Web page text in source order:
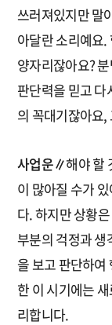
쓰러져있지만 말
아달란 소리예요
양자리잖아요?
판단력을 믿고 다
의 꼭대기잖아요,
사업운∥해야 할
이 많아질 수가
다. 하지만 상황
부분의 걱정과 생
을 보고 판단하여
한 이 시기에는
리합니다.